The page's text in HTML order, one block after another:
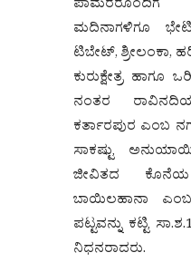
ಪಾಮರರೊಂದಿಗೆ
ಮದಿನಾಗಳಿಗೂ
ಟಿಬೇಟ್, ಶ್ರೀಲಂಕಾ,
ಕುರುಕ್ಷೇತ್ರ ಹಾಗೂ
ನಂತರ
ಕರ್ತಾರಪುರ ಎಂಬ
ಸಾಕಷ್ಟು
ಜೀವಿತದ ಕೊನೆಯ
ಬಾಯಿಲಹಾನಾ
ಪಟ್ಟವನ್ನು ಕಟ್ಟಿ
ನಿಧನರಾದರು.